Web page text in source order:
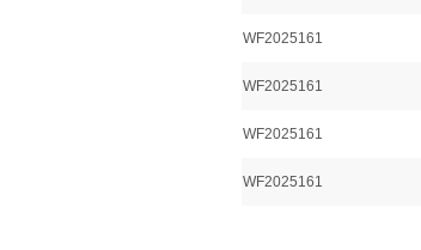
WF2025161
WF2025161
WF2025161
WF2025161